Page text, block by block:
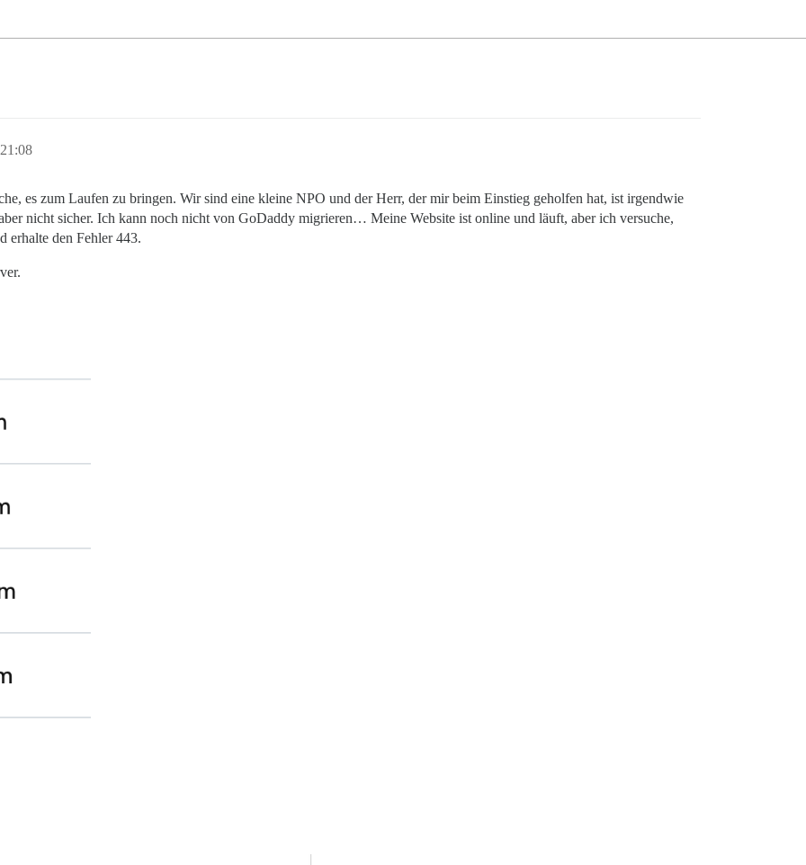
es zum Laufen zu bringen. Wir sind eine kleine NPO und der Herr, der mir beim Einstieg geholfen hat, ist irgendwie
nicht sicher. Ich kann noch nicht von GoDaddy migrieren… Meine Website ist online und läuft, aber ich versuche,
erhalte den Fehler 443.